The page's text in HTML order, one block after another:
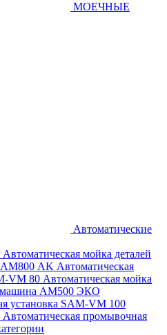
МОЕЧНЫЕ
Автоматические
Автоматическая мойка деталей
АМ800 AK Автоматическая
VM 80 Автоматическая мойка
машина АМ500 ЭКО
установка SAM-VM 100
Автоматическая промывочная